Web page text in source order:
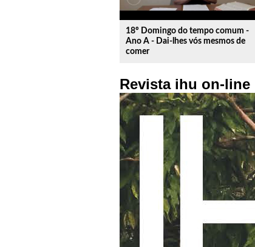
18º Domingo do tempo comum -
Ano A - Dai-lhes vós mesmos de
comer
Revista ihu on-line